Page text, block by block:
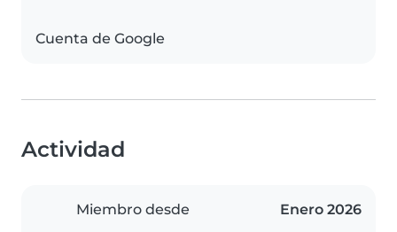
Cuenta de Google
Actividad
Miembro desde Enero 2026